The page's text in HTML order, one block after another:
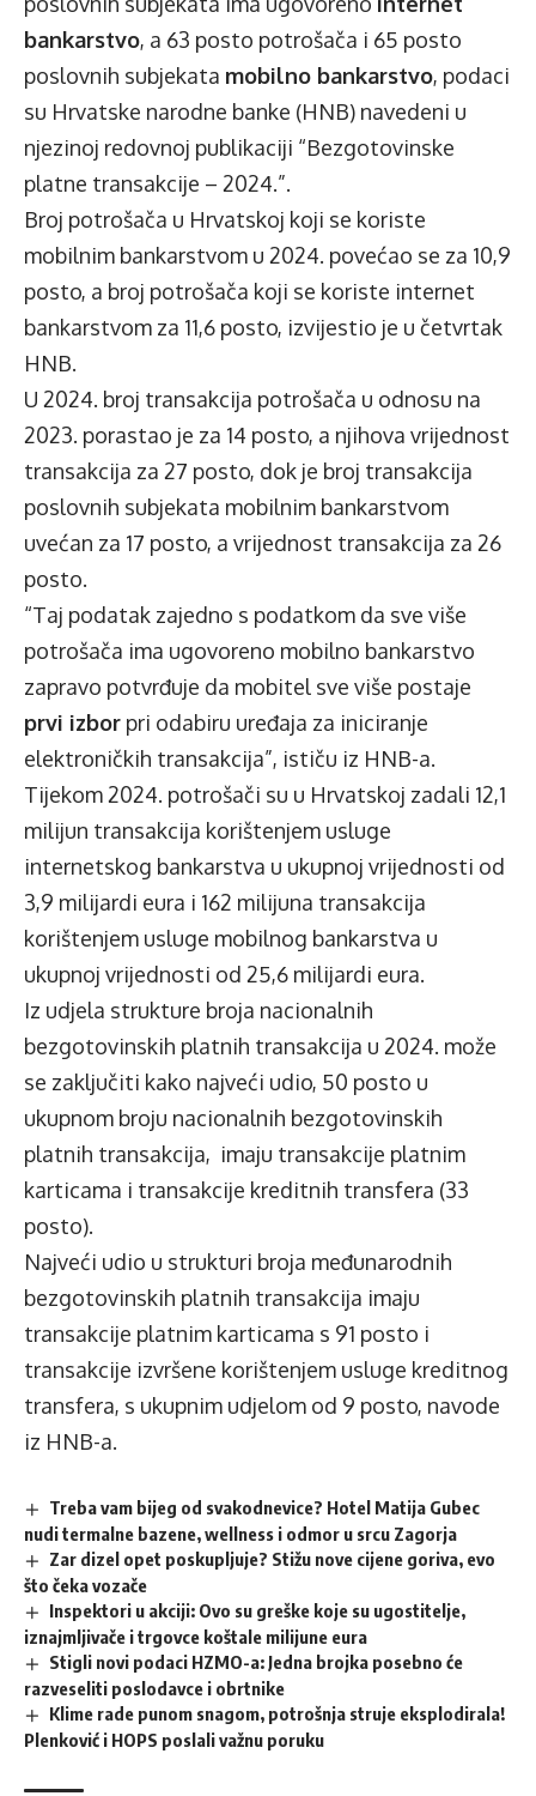
bankarstvo, a 63 posto potrošača i 65 posto
poslovnih subjekata mobilno bankarstvo, podaci
su Hrvatske narodne banke (HNB) navedeni u
njezinoj redovnoj publikaciji “Bezgotovinske
platne transakcije – 2024.”.
Broj potrošača u Hrvatskoj koji se koriste
mobilnim bankarstvom u 2024. povećao se za 10,9
posto, a broj potrošača koji se koriste internet
bankarstvom za 11,6 posto, izvijestio je u četvrtak
HNB.
U 2024. broj transakcija potrošača u odnosu na
2023. porastao je za 14 posto, a njihova vrijednost
transakcija za 27 posto, dok je broj transakcija
poslovnih subjekata mobilnim bankarstvom
uvećan za 17 posto, a vrijednost transakcija za 26
posto.
“Taj podatak zajedno s podatkom da sve više
potrošača ima ugovoreno mobilno bankarstvo
zapravo potvrđuje da mobitel sve više postaje
prvi izbor pri odabiru uređaja za iniciranje
elektroničkih transakcija”, ističu iz HNB-a.
Tijekom 2024. potrošači su u Hrvatskoj zadali 12,1
milijun transakcija korištenjem usluge
internetskog bankarstva u ukupnoj vrijednosti od
3,9 milijardi eura i 162 milijuna transakcija
korištenjem usluge mobilnog bankarstva u
ukupnoj vrijednosti od 25,6 milijardi eura.
Iz udjela strukture broja nacionalnih
bezgotovinskih platnih transakcija u 2024. može
se zaključiti kako najveći udio, 50 posto u
ukupnom broju nacionalnih bezgotovinskih
platnih transakcija, imaju transakcije platnim
karticama i transakcije kreditnih transfera (33
posto).
Najveći udio u strukturi broja međunarodnih
bezgotovinskih platnih transakcija imaju
transakcije platnim karticama s 91 posto i
transakcije izvršene korištenjem usluge kreditnog
transfera, s ukupnim udjelom od 9 posto, navode
iz HNB-a.
Treba vam bijeg od svakodnevice? Hotel Matija Gubec
nudi termalne bazene, wellness i odmor u srcu Zagorja
Zar dizel opet poskupljuje? Stižu nove cijene goriva, evo
što čeka vozače
Inspektori u akciji: Ovo su greške koje su ugostitelje,
iznajmljivače i trgovce koštale milijune eura
Stigli novi podaci HZMO-a: Jedna brojka posebno će
razveseliti poslodavce i obrtnike
Klime rade punom snagom, potrošnja struje eksplodirala!
Plenković i HOPS poslali važnu poruku